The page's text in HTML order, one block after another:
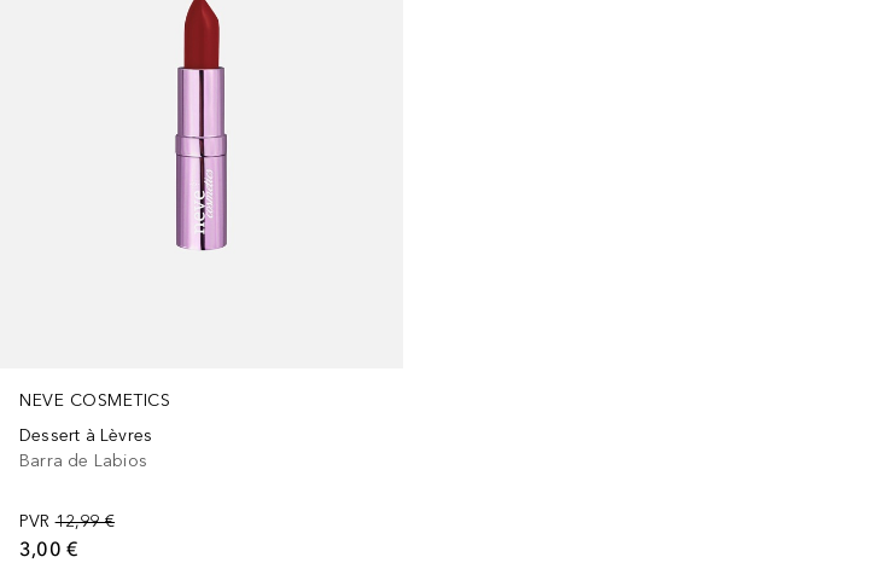
NEVE COSMETICS
Dessert à Lèvres
Barra de Labios
PVR 12,99 €
3,00 €